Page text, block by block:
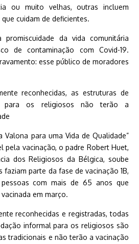
ou muito velhas, outras incluem
cuidam de deficientes.
da vida comunitária
de contaminação com Covid-19.
esse público de moradores
reconhecidas, as estruturas de
para os religiosos não terão a
Valona para uma Vida de Qualidade”
pela vacinação, o padre Robert Huet,
dos Religiosos da Bélgica, soube
parte da fase de vacinação 1B,
com mais de 65 anos que
em março.
reconhecidas e registradas, todas
informal para os religiosos são
tradicionais e não terão a vacinação